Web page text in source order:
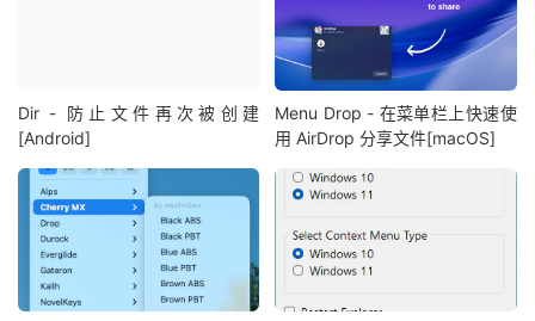
Dir - 防止文件再次被创建
[Android]
Menu Drop - 在菜单栏上快速使
用 AirDrop 分享文件[macOS]